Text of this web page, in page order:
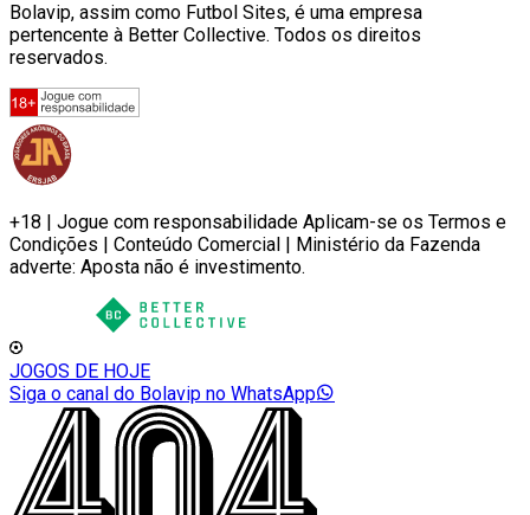
Bolavip, assim como Futbol Sites, é uma empresa
pertencente à Better Collective. Todos os direitos
reservados.
+18 | Jogue com responsabilidade Aplicam-se os Termos e
Condições | Conteúdo Comercial | Ministério da Fazenda
adverte: Aposta não é investimento.
JOGOS DE HOJE
Siga o canal do Bolavip no WhatsApp